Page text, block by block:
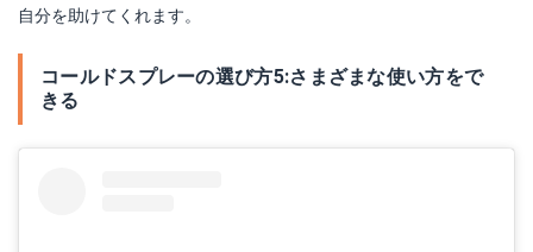
自分を助けてくれます。
コールドスプレーの選び方5:さまざまな使い方をで
きる